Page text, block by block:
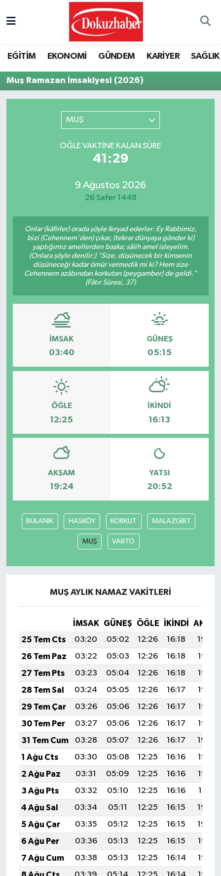
EĞİTİM EKONOMİ GÜNDEM KARİYER SAĞLIK
Muş Ramazan İmsakiyesi (2026)
MUŞ
ÖĞLE VAKTINE KALAN SÜRE
41:29
9 Ağustos 2026
26 Safer 1448
Onlar (kâfirler) orada şöyle feryad ederler: Ey Rabbimiz,
bizi (Cehennem'den) çıkar, (tekrar dünyaya gönder ki)
yaptığımız amellerden başka; sâlih amel işleyelim.
(Onlara şöyle denilir:) "Size, düşünecek bir kimsenin
düşüneceği kadar ömür vermedik mi ki? Hem size
Cehennem azâbından korkutan (peygamber) de geldi."
(Fâtır Sûresi, 37)
İMSAK
03:40
GÜNEŞ
05:15
ÖĞLE
12:25
İKINDI
16:13
AKŞAM
19:24
YATSI
20:52
BULANIK HASKÖY KORKUT MALAZGİRT
MUŞ VARTO
MUŞ AYLIK NAMAZ VAKITLERI
İMSAK GÜNEŞ ÖĞLE İKINDI
25 Tem Cts
03:20 05:02 12:26 16:18
19:39
26 Tem Paz
03:22 05:03 12:26 16:18
19:38
27 Tem Pts
03:23 05:04 12:26 16:18
19:37
28 Tem Sal
03:24 05:05 12:26 16:17
19:37
29 Tem Çar
03:26 05:06 12:26 16:17
19:36
30 Tem Per
03:27 05:06 12:26 16:17
19:35
31 Tem Cum
03:28 05:07 12:26 16:17
19:34
1 Ağu Cts
03:30 05:08 12:25 16:16
19:33
2 Ağu Paz
03:31 05:09 12:25 16:16
19:32
3 Ağu Pts
03:32 05:10 12:25 16:16
19:31
4 Ağu Sal
03:34 05:11 12:25 16:15
19:30
5 Ağu Çar
03:35 05:12 12:25 16:15
19:29
6 Ağu Per
03:36 05:13 12:25 16:15
19:28
7 Ağu Cum
03:38 05:13 12:25 16:14
19:26
Tüm Manşetler